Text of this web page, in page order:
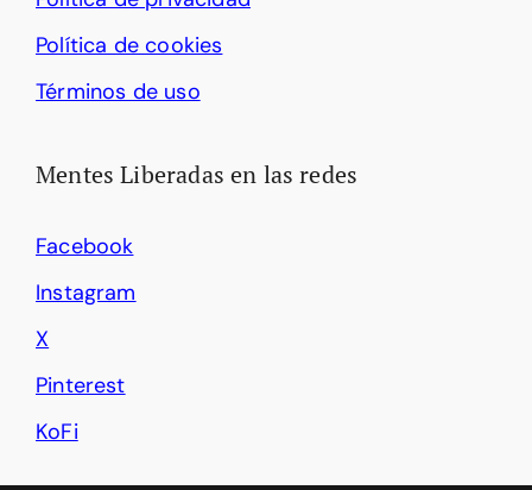
Política de cookies
Términos de uso
Mentes Liberadas en las redes
Facebook
Instagram
X
Pinterest
KoFi